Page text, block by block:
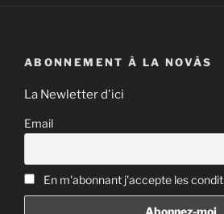
ABONNEMENT À LA NOVÀS
La Newletter d'ici
Email
En m'abonnant j'accepte les